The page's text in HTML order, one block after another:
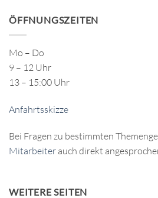
ÖFFNUNGSZEITEN
Mo – Do
9 – 12 Uhr
13 – 15:00 Uhr
Anfahrtsskizze
Bei Fragen zu bestimmten
Mitarbeiter auch direkt
WEITERE SEITEN